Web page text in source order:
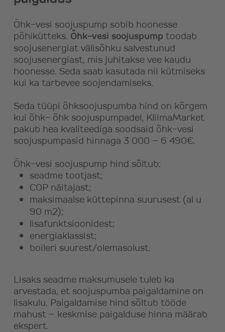
Õhk-vesi soojuspump sobib hoonesse
põhikütteks. Õhk-vesi soojuspump toodab
soojusenergiat välisõhku salvestunud
soojusenergiast, mis juhitakse vee kaudu
hoonesse. Seda saab kasutada nii kütmiseks
kui ka tarbevee soojendamiseks.
Seda tüüpi õhksoojuspumba hind on kõrgem
kui õhk- õhk soojuspumpadel, KliimaMarket
pakub hea kvaliteediga soodsaid õhk-vesi
soojuspumpasid hinnaga 3 000 – 6 490€.
Õhk-vesi soojuspump hind sõltub:
seadme tootjast;
COP näitajast;
maksimaalse küttepinna suurusest (al u
90 m2);
lisafunktsioonidest;
energiaklassist;
boileri suurest/olemasolust.
Lisaks seadme maksumusele tuleb ka
arvestada, et soojuspumba paigaldamine on
lisakulu. Paigaldamise hind sõltub tööde
mahust – keskmise paigalduse hinna määrab
ekspert.